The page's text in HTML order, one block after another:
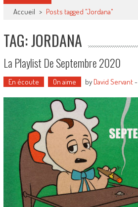
Accueil > Posts tagged "Jordana"
TAG: JORDANA
La Playlist De Septembre 2020
En écoute On aime by David Servant-